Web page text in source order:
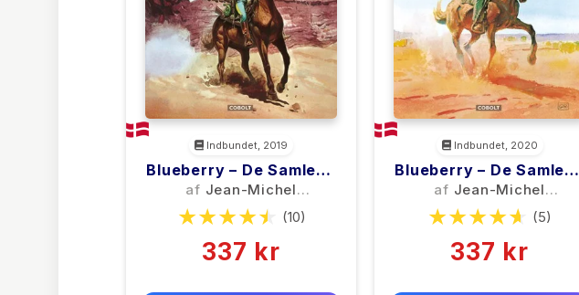
Indbundet, 2019
Blueberry – De Samlede
Eventyr 1
af Jean-Michel
Charlier
(10)
337 kr
Indbundet, 2020
Blueberry – De Samlede
Eventyr 4
af Jean-Michel
Charlier
(5)
337 kr